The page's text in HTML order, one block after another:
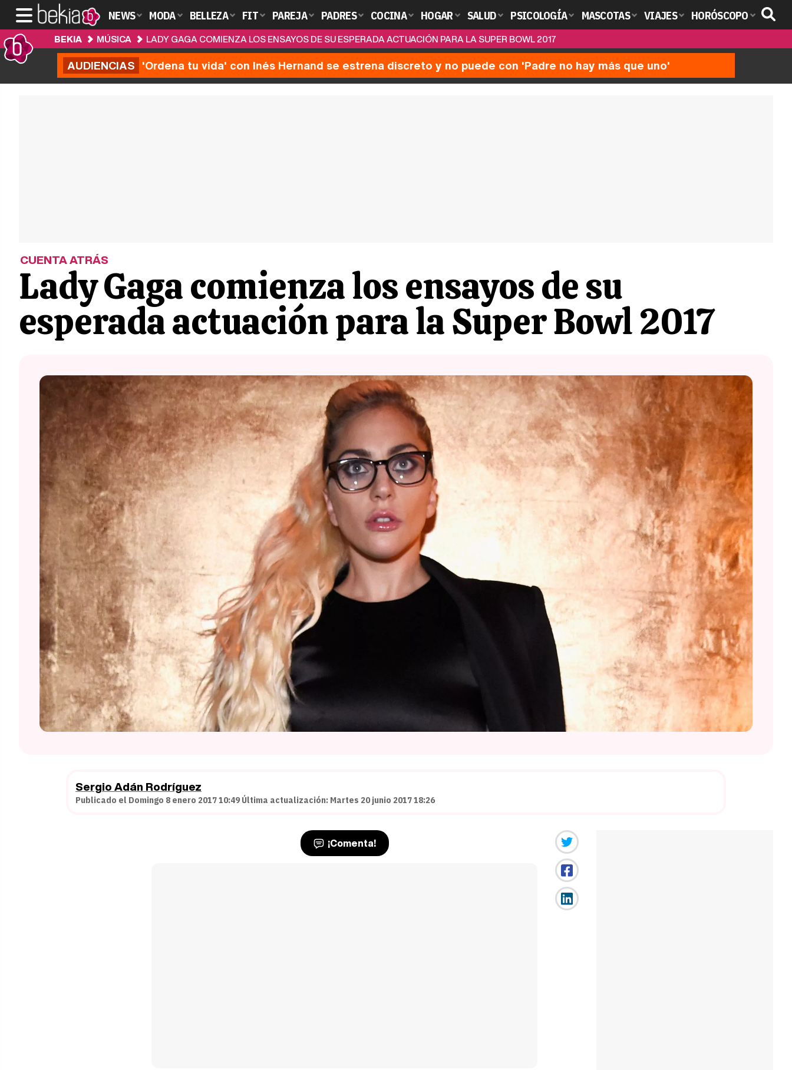
NEWS MODA BELLEZA FIT PAREJA PADRES COCINA HOGAR SALUD PSICOLOGÍA MASCOTAS VIAJES HORÓSCOPO
BEKIA MÚSICA LADY GAGA COMIENZA LOS ENSAYOS DE SU ESPERADA ACTUACIÓN PARA LA SUPER BOWL 2017
AUDIENCIAS 'Ordena tu vida' con Inés Hernand se estrena discreto y no puede con 'Padre no hay más que uno'
CUENTA ATRÁS
Lady Gaga comienza los ensayos de su
esperada actuación para la Super Bowl 2017
Sergio Adán Rodríguez
Publicado el Domingo 8 enero 2017 10:49 Última actualización: Martes 20 junio 2017 18:26
¡Comenta!